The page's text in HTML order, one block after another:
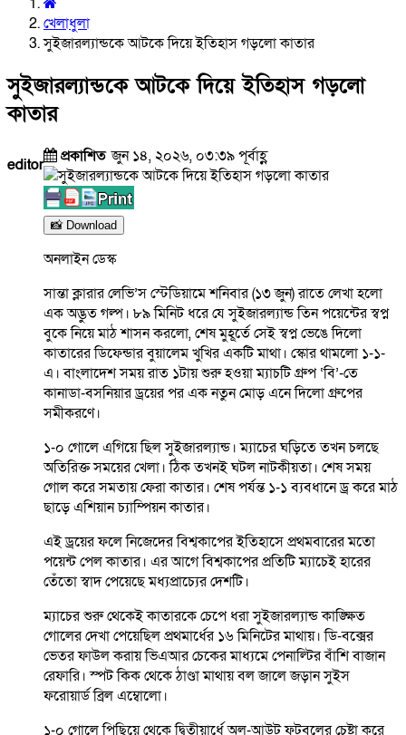
খেলাধুলা
সুইজারল্যান্ডকে আটকে দিয়ে ইতিহাস গড়লো কাতার
সুইজারল্যান্ডকে আটকে দিয়ে ইতিহাস গড়লো
কাতার
editor প্রকাশিতজুন ১৪, ২০২৬, ০৩:৩৯ পূর্বাহ্ণ
📸 Download
অনলাইন ডেস্ক
সান্তা ক্লারার লেভি’স স্টেডিয়ামে শনিবার (১৩ জুন) রাতে লেখা হলো
এক অদ্ভুত গল্প। ৮৯ মিনিট ধরে যে সুইজারল্যান্ড তিন পয়েন্টের স্বপ্ন
বুকে নিয়ে মাঠ শাসন করলো, শেষ মুহূর্তে সেই স্বপ্ন ভেঙে দিলো
কাতারের ডিফেন্ডার বুয়ালেম খুখির একটি মাথা। স্কোর থামলো ১-১-
এ। বাংলাদেশ সময় রাত ১টায় শুরু হওয়া ম্যাচটি গ্রুপ ‘বি’-তে
কানাডা-বসনিয়ার ড্রয়ের পর এক নতুন মোড় এনে দিলো গ্রুপের
সমীকরণে।
১-০ গোলে এগিয়ে ছিল সুইজারল্যান্ড। ম্যাচের ঘড়িতে তখন চলছে
অতিরিক্ত সময়ের খেলা। ঠিক তখনই ঘটল নাটকীয়তা। শেষ সময়
গোল করে সমতায় ফেরা কাতার। শেষ পর্যন্ত ১-১ ব্যবধানে ড্র করে মাঠ
ছাড়ে এশিয়ান চ্যাম্পিয়ন কাতার।
এই ড্রয়ের ফলে নিজেদের বিশ্বকাপের ইতিহাসে প্রথমবারের মতো
পয়েন্ট পেল কাতার। এর আগে বিশ্বকাপের প্রতিটি ম্যাচেই হারের
তেঁতো স্বাদ পেয়েছে মধ্যপ্রাচ্যের দেশটি।
ম্যাচের শুরু থেকেই কাতারকে চেপে ধরা সুইজারল্যান্ড কাঙ্ক্ষিত
গোলের দেখা পেয়েছিল প্রথমার্ধের ১৬ মিনিটের মাথায়। ডি-বক্সের
ভেতর ফাউল করায় ভিএআর চেকের মাধ্যমে পেনাল্টির বাঁশি বাজান
রেফারি। স্পট কিক থেকে ঠাণ্ডা মাথায় বল জালে জড়ান সুইস
ফরোয়ার্ড ব্রিল এম্বোলো।
১-০ গোলে পিছিয়ে থেকে দ্বিতীয়ার্ধে অল-আউট ফুটবলের চেষ্টা করে